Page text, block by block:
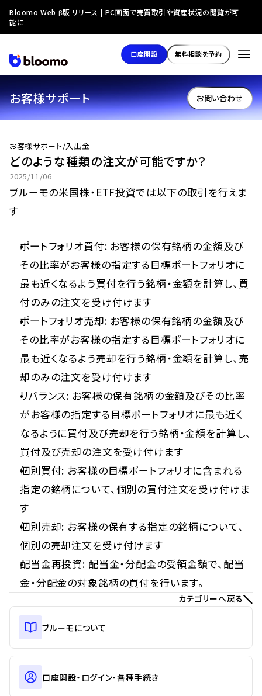
お客様サポート お問い合わせ
お客様サポート/入出金
どのような種類の注文が可能ですか？
2025/11/06
ブルーモの米国株・ETF投資では以下の取引を行えま
す
ポートフォリオ買付: お客様の保有銘柄の金額及び
その比率がお客様の指定する目標ポートフォリオに
最も近くなるよう買付を行う銘柄・金額を計算し、買
付のみの注文を受け付けます
ポートフォリオ売却: お客様の保有銘柄の金額及び
その比率がお客様の指定する目標ポートフォリオに
最も近くなるよう売却を行う銘柄・金額を計算し、売
却のみの注文を受け付けます
リバランス: お客様の保有銘柄の金額及びその比率
がお客様の指定する目標ポートフォリオに最も近く
なるように買付及び売却を行う銘柄・金額を計算し、
買付及び売却の注文を受け付けます
個別買付: お客様の目標ポートフォリオに含まれる
指定の銘柄について、個別の買付注文を受け付けま
す
個別売却: お客様の保有する指定の銘柄について、
個別の売却注文を受け付けます
配当金再投資: 配当金・分配金の受領金額で、配当
金・分配金の対象銘柄の買付を行います。
カテゴリーへ戻る
ブルーモについて
口座開設・ログイン・各種手続き
Bloomo Web β版 リリース | PC画面で売買取引や資産状況の閲覧が可
能に
口座開設 無料相談を予約